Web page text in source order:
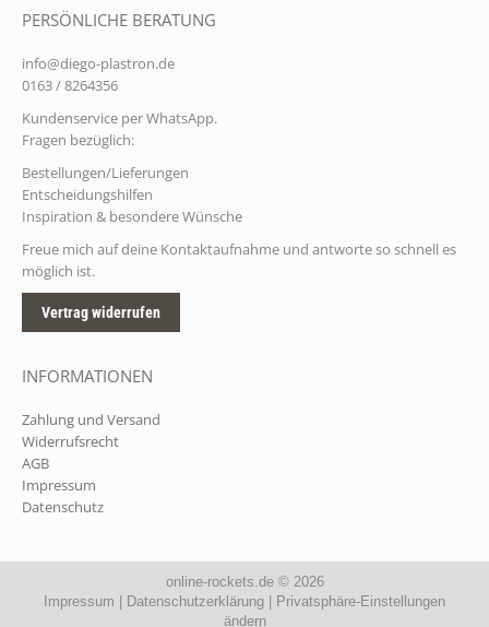
PERSÖNLICHE BERATUNG
info@diego-plastron.de
0163 / 8264356
Kundenservice per WhatsApp.
Fragen bezüglich:
Bestellungen/Lieferungen
Entscheidungshilfen
Inspiration & besondere Wünsche
Freue mich auf deine Kontaktaufnahme und antworte so schnell es
möglich ist.
Vertrag widerrufen
INFORMATIONEN
Zahlung und Versand
Widerrufsrecht
AGB
Impressum
Datenschutz
online-rockets.de© 2026
Impressum
Datenschutzerklärung
Privatsphäre-Einstellungen
ändern